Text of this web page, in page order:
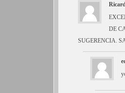
DE
SUGERENCIA.